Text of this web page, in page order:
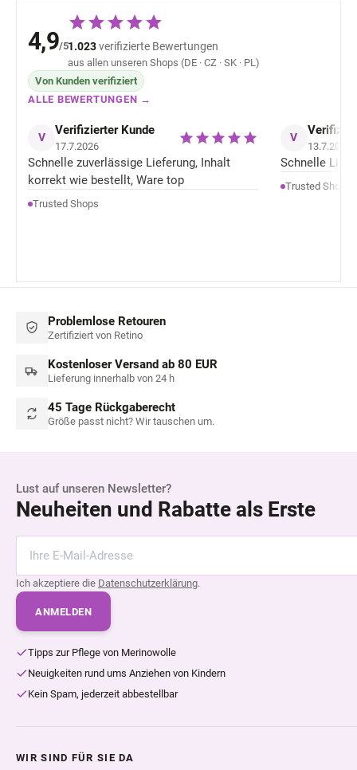
4,9/51.023verifizierte Bewertungen
aus allen unseren Shops (DE · CZ · SK · PL)
Von Kunden verifiziert
ALLE BEWERTUNGEN →
V Verifizierter Kunde
17.7.2026
Schnelle zuverlässige Lieferung, Inhalt
korrekt wie bestellt, Ware top
Trusted Shops
V
13.7.2026
Schnelle
Trusted Shops
Problemlose Retouren
Zertifiziert von Retino
Kostenloser Versand ab 80 EUR
Lieferung innerhalb von 24 h
45 Tage Rückgaberecht
Größe passt nicht? Wir tauschen um.
Lust auf unseren Newsletter?
Neuheiten und Rabatte als Erste
Ich akzeptiere die Datenschutzerklärung.
ANMELDEN
Tipps zur Pflege von Merinowolle
Neuigkeiten rund ums Anziehen von Kindern
Kein Spam, jederzeit abbestellbar
WIR SIND FÜR SIE DA